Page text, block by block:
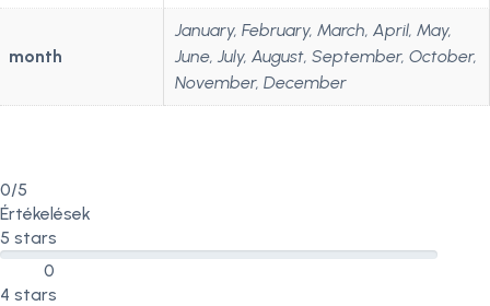
month
January, February, March, April, May,
June, July, August, September, October,
November, December
0/5
Értékelések
5 stars
0
4 stars